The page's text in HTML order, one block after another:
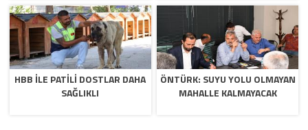
HBB İLE PATİLİ DOSTLAR DAHA
SAĞLIKLI
ÖNTÜRK: SUYU YOLU OLMAYAN
MAHALLE KALMAYACAK